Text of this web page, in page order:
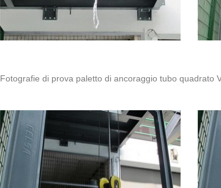
Fotografie di prova paletto di ancoraggio tubo quadrato